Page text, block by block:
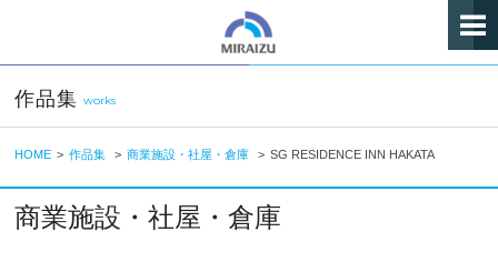
作品集 works
HOME > 作品集 > 商業施設・社屋・倉庫 > SG RESIDENCE INN HAKATA
商業施設・社屋・倉庫